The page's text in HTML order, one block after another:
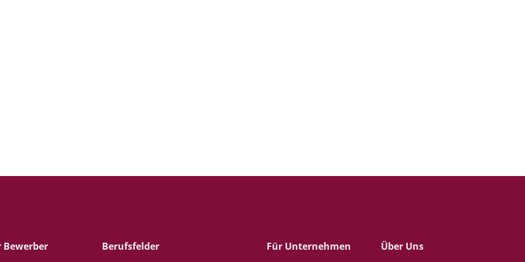
Bewerber Berufsfelder Für Unternehmen Über Uns